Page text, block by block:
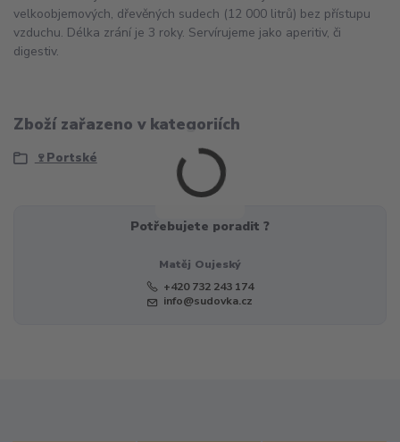
velkoobjemových, dřevěných sudech (12 000 litrů) bez přístupu
vzduchu. Délka zrání je 3 roky. Servírujeme jako aperitiv, či
digestiv.
Zboží zařazeno v kategoriích
🍷Portské
Potřebujete poradit ?
Matěj Oujeský
+420 732 243 174
info@sudovka.cz